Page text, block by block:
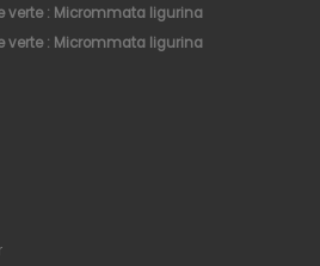
verte : Micrommata ligurina
verte : Micrommata ligurina